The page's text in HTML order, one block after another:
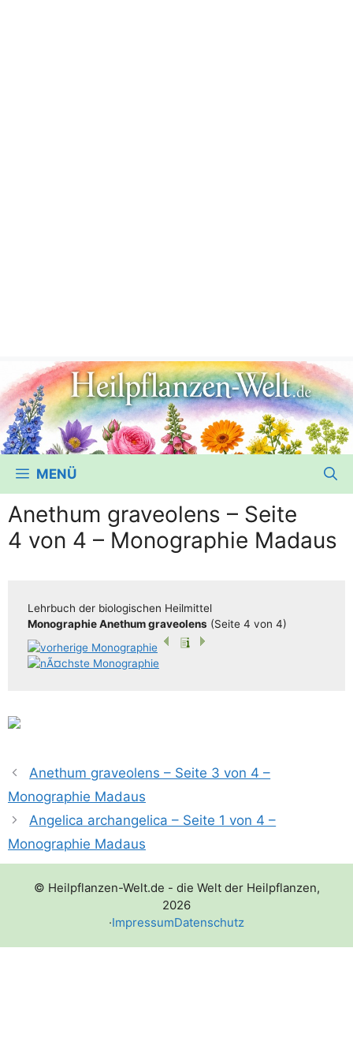
MENÜ
Anethum graveolens – Seite
4 von 4 – Monographie Madaus
Lehr­buch der bio­lo­gi­schen Heilmittel
Mono­gra­phie Anet­hum gra­veo­lens (Sei­te 4 von 4)
Anethum graveolens – Seite 3 von 4 –
Monographie Madaus
Angelica archangelica – Seite 1 von 4 –
Monographie Madaus
© Heilpflanzen-Welt.de - die Welt der Heilpflanzen,
2026
·ImpressumDatenschutz